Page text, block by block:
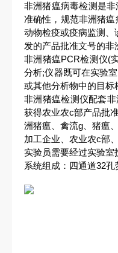
非洲猪瘟病毒检测是
准确性，规范非洲猪
动物检疫或疫病监测
发的产品批准文号的
非洲猪瘟PCR检测仪(
分析;仪器既可在实验
或其他分析物中的目标
非洲猪瘟检测仪配套
获得农业农c部产品批
洲猪瘟、禽流g、猪瘟
加工企业、农业农c部
实验员需要经过实验
系统组成：四通道32